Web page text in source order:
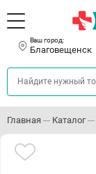
Ваш город:
Благовещенск
Главная Каталог